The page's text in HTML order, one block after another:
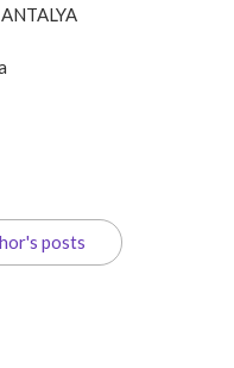
posts